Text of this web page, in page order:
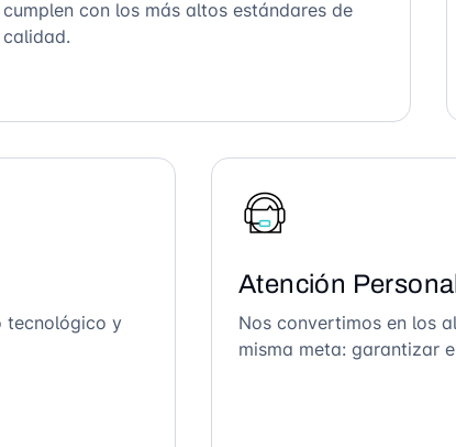
cumplen con los más altos estándares de
calidad.
tecnológico y
Atención
Nos convertimos en los
misma meta: garantizar